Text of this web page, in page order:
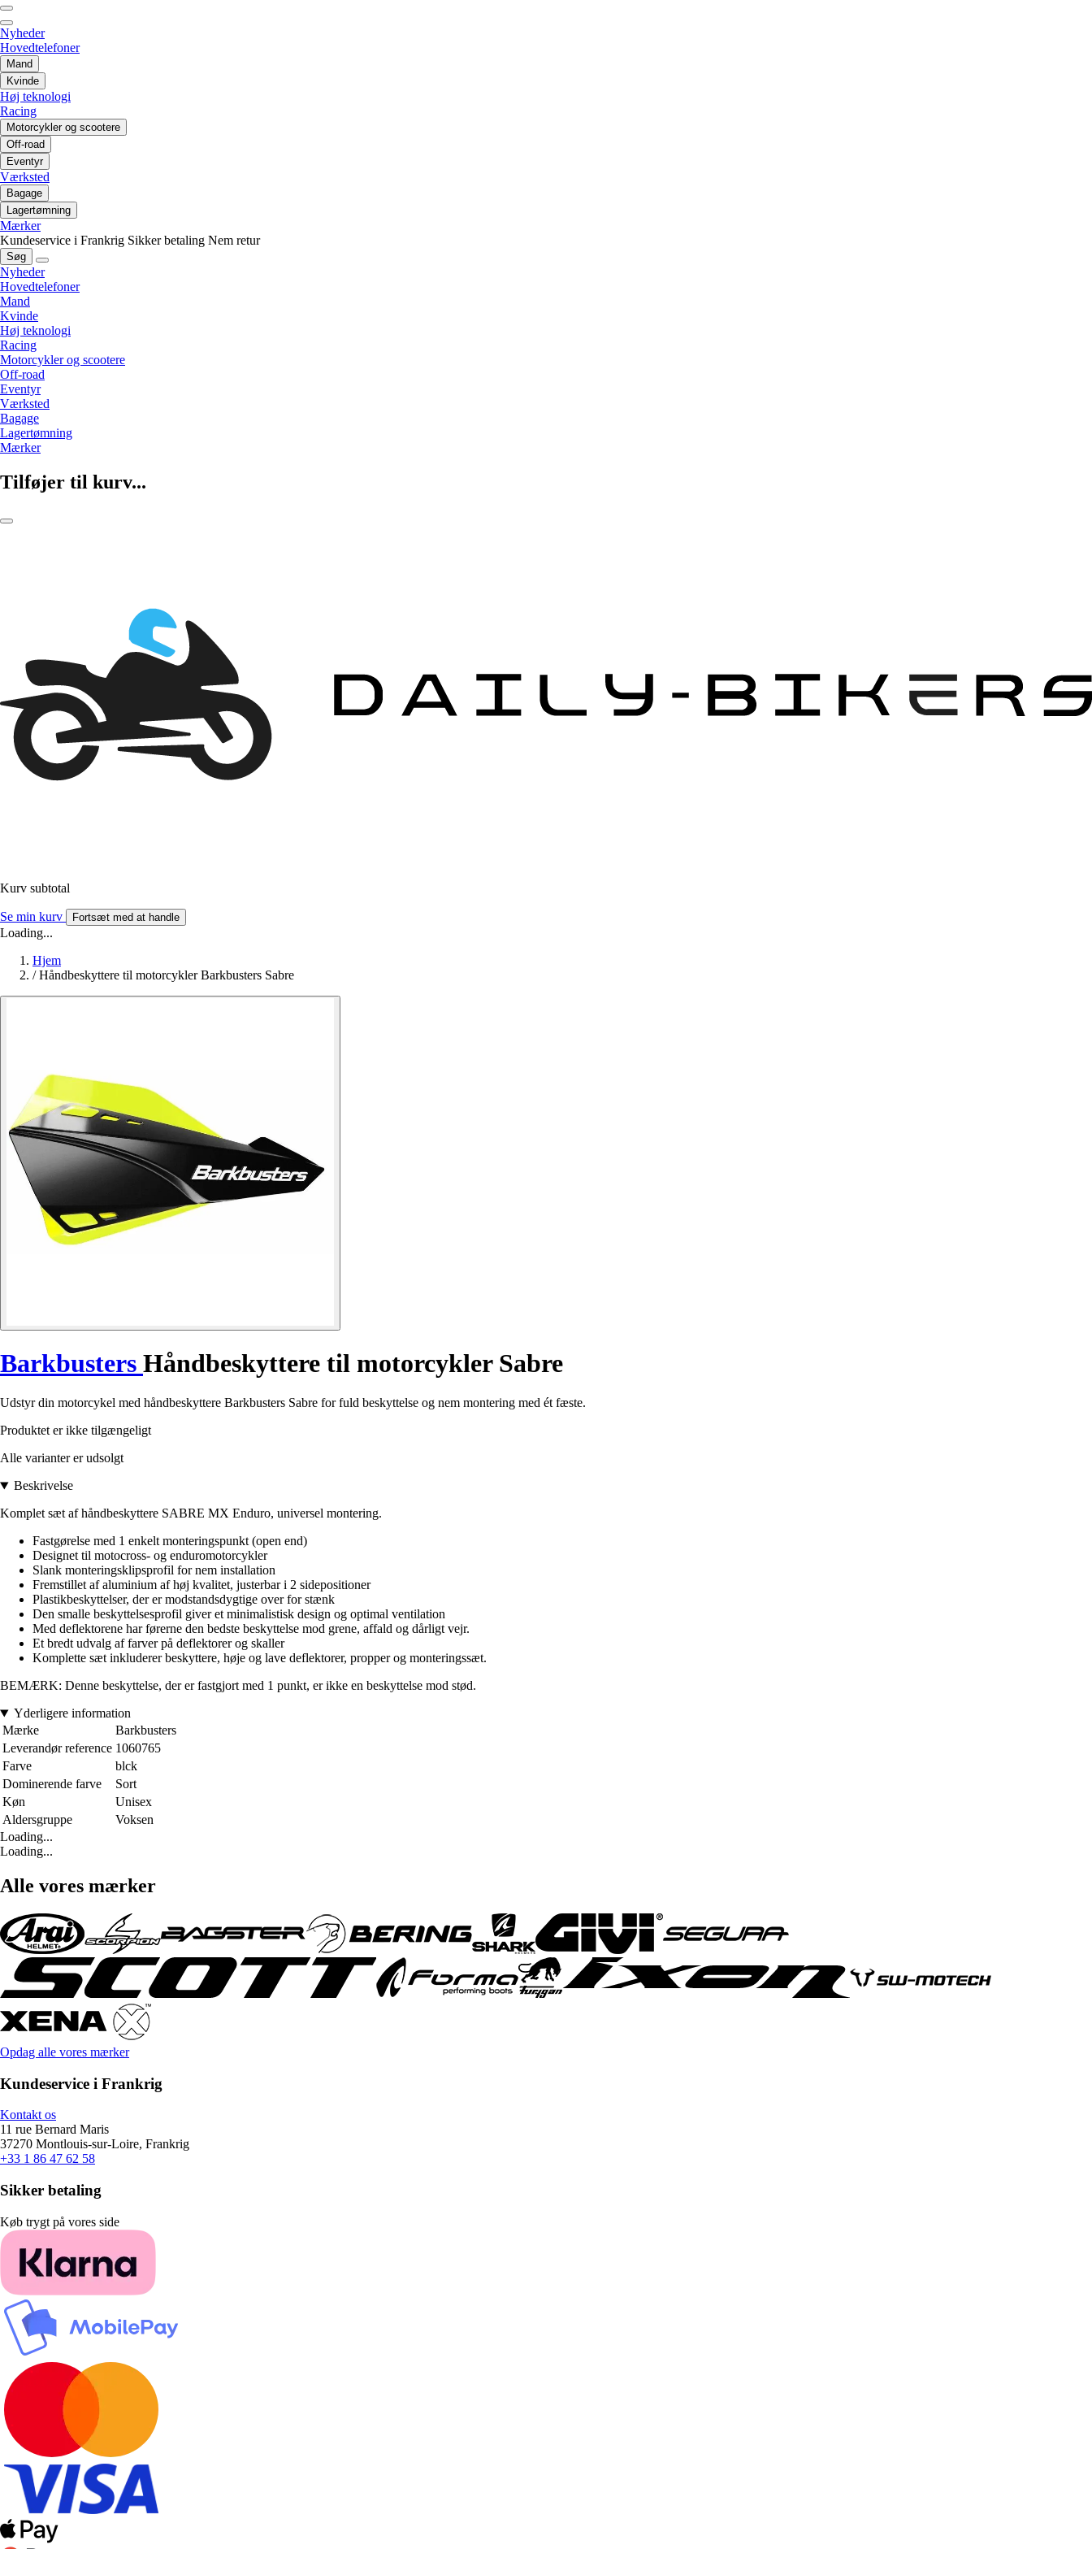
Nyheder
Hovedtelefoner
Mand
Kvinde
Høj teknologi
Racing
Motorcykler og scootere
Off-road
Eventyr
Værksted
Bagage
Lagertømning
Mærker
Kundeservice i Frankrig Sikker betaling Nem retur
Søg
Nyheder
Hovedtelefoner
Mand
Kvinde
Høj teknologi
Racing
Motorcykler og scootere
Off-road
Eventyr
Værksted
Bagage
Lagertømning
Mærker
Tilføjer til kurv...
Kurv subtotal
Se min kurv Fortsæt med at handle
Loading...
Hjem
/ Håndbeskyttere til motorcykler Barkbusters Sabre
Barkbusters Håndbeskyttere til motorcykler Sabre
Udstyr din motorcykel med håndbeskyttere Barkbusters Sabre for fuld beskyttelse og nem montering med ét fæste.
Produktet er ikke tilgængeligt
Alle varianter er udsolgt
Beskrivelse
Komplet sæt af håndbeskyttere SABRE MX Enduro, universel montering.
Fastgørelse med 1 enkelt monteringspunkt (open end)
Designet til motocross- og enduromotorcykler
Slank monteringsklipsprofil for nem installation
Fremstillet af aluminium af høj kvalitet, justerbar i 2 sidepositioner
Plastikbeskyttelser, der er modstandsdygtige over for stænk
Den smalle beskyttelsesprofil giver et minimalistisk design og optimal ventilation
Med deflektorene har førerne den bedste beskyttelse mod grene, affald og dårligt vejr.
Et bredt udvalg af farver på deflektorer og skaller
Komplette sæt inkluderer beskyttere, høje og lave deflektorer, propper og monteringssæt.
BEMÆRK: Denne beskyttelse, der er fastgjort med 1 punkt, er ikke en beskyttelse mod stød.
Yderligere information
Mærke
Barkbusters
Leverandør reference 1060765
Farve
blck
Dominerende farve
Sort
Køn
Unisex
Aldersgruppe
Voksen
Loading...
Loading...
Alle vores mærker
Opdag alle vores mærker
Kundeservice i Frankrig
Kontakt os
11 rue Bernard Maris
37270 Montlouis-sur-Loire, Frankrig
+33 1 86 47 62 58
Sikker betaling
Køb trygt på vores side